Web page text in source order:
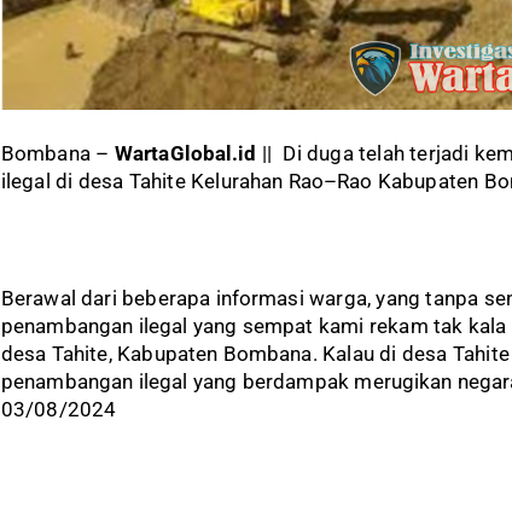
Bombana – WartaGlobal.id || Di duga telah terjadi
ilegal di desa Tahite Kelurahan Rao–Rao Kabupaten
Berawal dari beberapa informasi warga, yang tanpa
penambangan ilegal yang sempat kami rekam tak
desa Tahite, Kabupaten Bombana. Kalau di desa
penambangan ilegal yang berdampak merugikan
03/08/2024